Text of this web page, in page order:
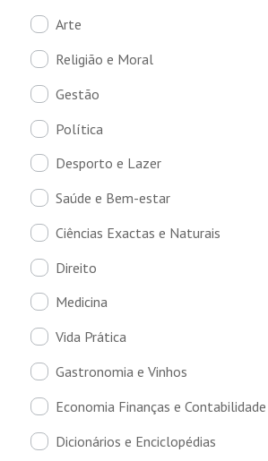
Arte
Religião e Moral
Gestão
Política
Desporto e Lazer
Saúde e Bem-estar
Ciências Exactas e Naturais
Direito
Medicina
Vida Prática
Gastronomia e Vinhos
Economia Finanças e Contabilidade
Dicionários e Enciclopédias